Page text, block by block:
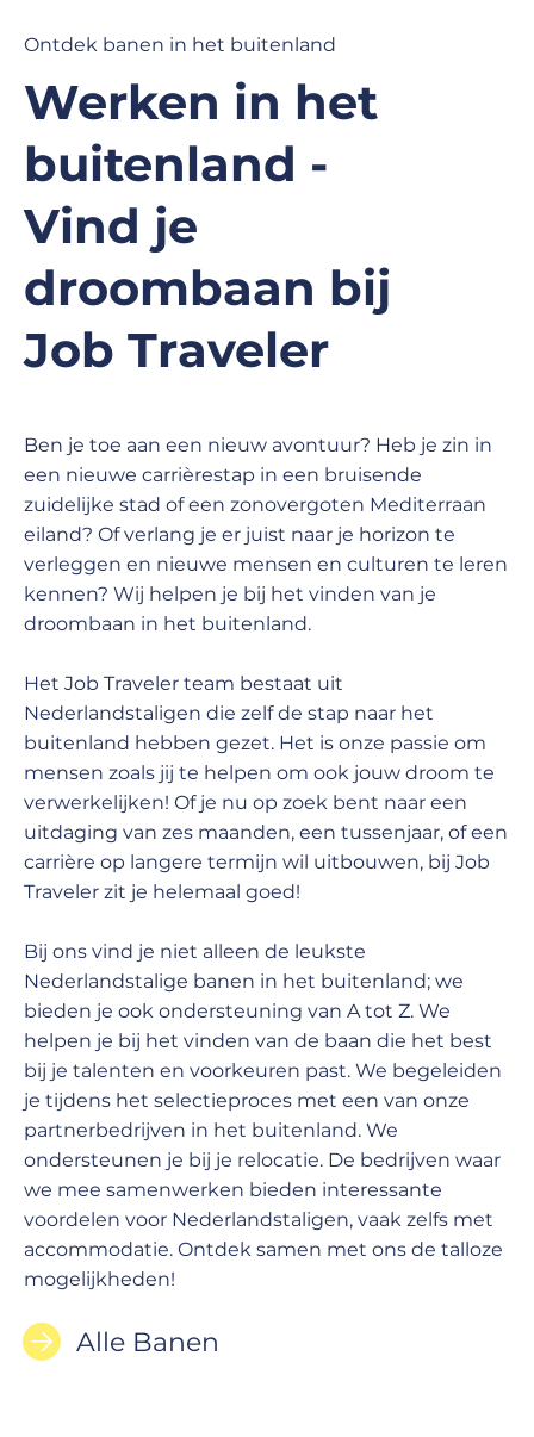
Ontdek banen in het buitenland
Werken in het
buitenland -
Vind je
droombaan bij
Job Traveler
Ben je toe aan een nieuw avontuur? Heb je zin in
een nieuwe carrièrestap in een bruisende
zuidelijke stad of een zonovergoten Mediterraan
eiland? Of verlang je er juist naar je horizon te
verleggen en nieuwe mensen en culturen te leren
kennen? Wij helpen je bij het vinden van je
droombaan in het buitenland.
Het Job Traveler team bestaat uit
Nederlandstaligen die zelf de stap naar het
buitenland hebben gezet. Het is onze passie om
mensen zoals jij te helpen om ook jouw droom te
verwerkelijken! Of je nu op zoek bent naar een
uitdaging van zes maanden, een tussenjaar, of een
carrière op langere termijn wil uitbouwen, bij Job
Traveler zit je helemaal goed!
Bij ons vind je niet alleen de leukste
Nederlandstalige banen in het buitenland; we
bieden je ook ondersteuning van A tot Z. We
helpen je bij het vinden van de baan die het best
bij je talenten en voorkeuren past. We begeleiden
je tijdens het selectieproces met een van onze
partnerbedrijven in het buitenland. We
ondersteunen je bij je relocatie. De bedrijven waar
we mee samenwerken bieden interessante
voordelen voor Nederlandstaligen, vaak zelfs met
accommodatie. Ontdek samen met ons de talloze
mogelijkheden!
Alle Banen